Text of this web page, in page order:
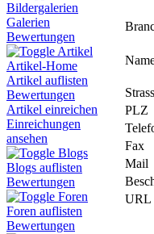
Bildergalerien
Galerien
Bewertungen
Artikel
Artikel-Home
Artikel auflisten
Bewertungen
Artikel einreichen
Einreichungen
ansehen
Blogs
Blogs auflisten
Bewertungen
Foren
Foren auflisten
Bewertungen
PLZ
Fax
Mail
URL